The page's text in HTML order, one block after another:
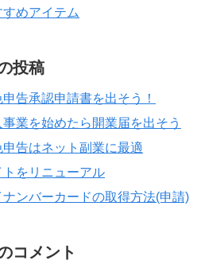
すめアイテム
投稿
告承認申請書を出そう！
事業を始めたら開業届を出そう
申告はネット副業に最適
トをリニューアル
ナンバーカードの取得方法(申請)
コメント